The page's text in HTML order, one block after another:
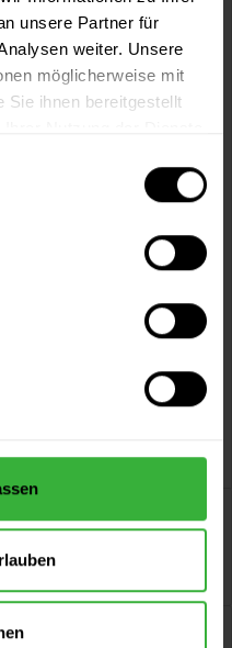
unsere Partner für
weiter. Unsere
möglicherweise mit
Sie ihnen bereitgestellt
Menge kaufen